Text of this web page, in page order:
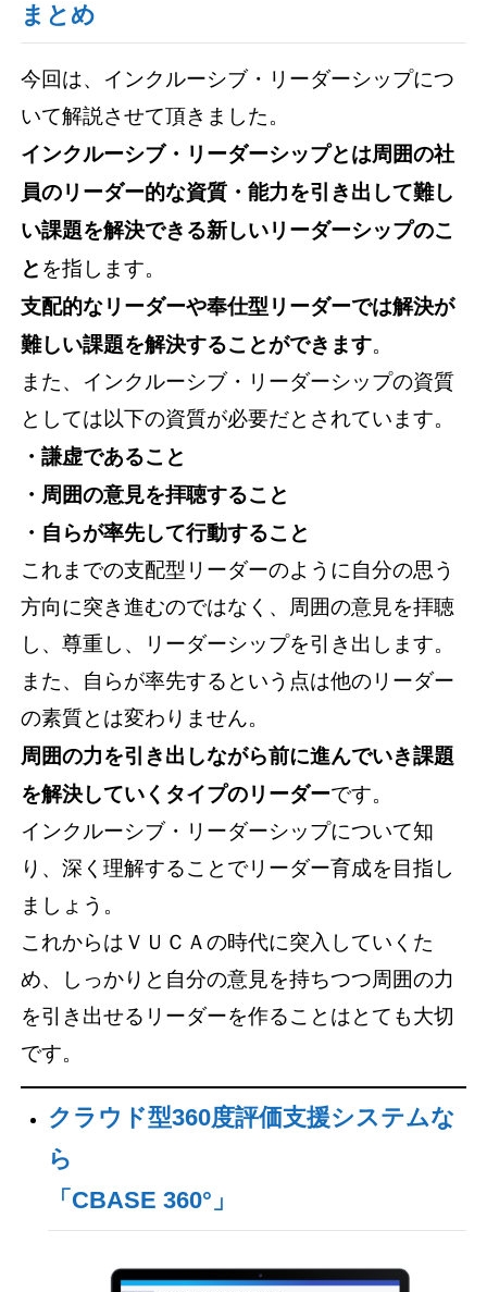
まとめ
今回は、インクルーシブ・リーダーシップにつ
いて解説させて頂きました。
インクルーシブ・リーダーシップとは周囲の社
員のリーダー的な資質・能力を引き出して難し
い課題を解決できる新しいリーダーシップのこ
と を指します。
支配的なリーダーや奉仕型リーダーでは解決が
難しい課題を解決することができます。
また、インクルーシブ・リーダーシップの資質
としては以下の資質が必要だとされています。
・謙虚であること
・周囲の意見を拝聴すること
・自らが率先して行動すること
これまでの支配型リーダーのように自分の思う
方向に突き進むのではなく、周囲の意見を拝聴
し、尊重し、リーダーシップを引き出します。
また、自らが率先するという点は他のリーダー
の素質とは変わりません。
周囲の力を引き出しながら前に進んでいき課題
を解決していくタイプのリーダーです。
インクルーシブ・リーダーシップについて知
り、深く理解することでリーダー育成を目指し
ましょう。
これからはＶＵＣＡの時代に突入していくた
め、しっかりと自分の意見を持ちつつ周囲の力
を引き出せるリーダーを作ることはとても大切
です。
クラウド型360度評価支援システムな
ら
「CBASE 360°」